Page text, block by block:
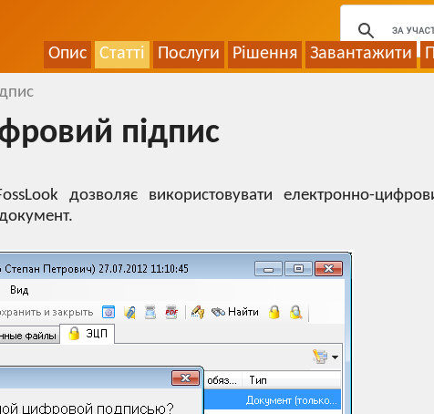
Опис Статті Послуги Рішення Завантажити
підпис
дозволяє використовувати електронно-